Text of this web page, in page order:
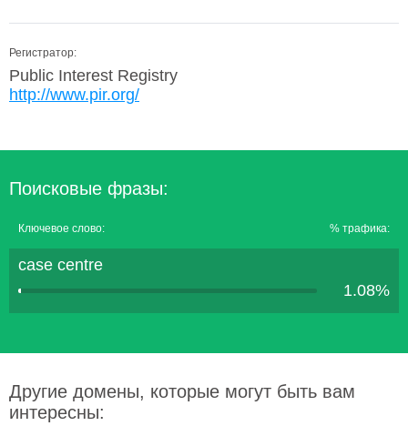
Регистратор:
Public Interest Registry
http://www.pir.org/
Поисковые фразы:
Ключевое слово: % трафика:
case centre
1.08%
Другие домены, которые могут быть вам
интересны: